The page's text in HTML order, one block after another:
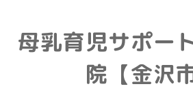
母乳育児サポー
院【金沢